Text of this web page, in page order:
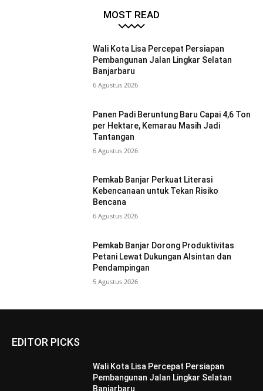
MOST READ
Wali Kota Lisa Percepat Persiapan
Pembangunan Jalan Lingkar Selatan
Banjarbaru
6 Agustus 2026
Panen Padi Beruntung Baru Capai 4,6 Ton
per Hektare, Kemarau Masih Jadi
Tantangan
6 Agustus 2026
Pemkab Banjar Perkuat Literasi
Kebencanaan untuk Tekan Risiko
Bencana
6 Agustus 2026
Pemkab Banjar Dorong Produktivitas
Petani Lewat Dukungan Alsintan dan
Pendampingan
5 Agustus 2026
EDITOR PICKS
Wali Kota Lisa Percepat Persiapan
Pembangunan Jalan Lingkar Selatan
Banjarbaru